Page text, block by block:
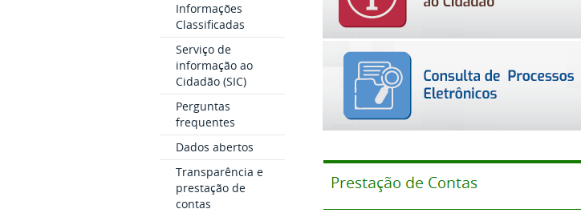
Informações
Classificadas
Serviço de
informação ao
Cidadão (SIC)
Perguntas
frequentes
Dados abertos
Transparência e
prestação de
contas